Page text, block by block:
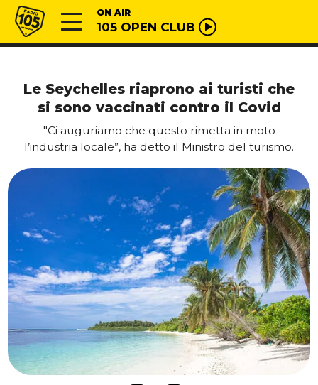
Vai al contenuto
Radio 105 ON AIR
105 OPEN CLUB
Le Seychelles riaprono ai turisti che
si sono vaccinati contro il Covid
"Ci auguriamo che questo rimetta in moto
l’industria locale”, ha detto il Ministro del turismo.